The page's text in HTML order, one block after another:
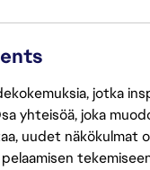
jotka
yhteisöä, joka
uudet